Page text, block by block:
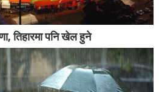
तिहारमा पनि खेल हुने